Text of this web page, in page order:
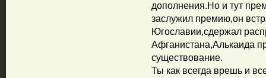
дополнения.Но и тут
заслужил премию,он
Югославии,сдержал
Афганистана,Алькаида
существование.
Ты как всегда врешь и